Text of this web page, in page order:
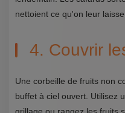
nettoient ce qu'on leur laisse.
4. Couvrir
Une corbeille de fruits non
buffet à ciel ouvert. Utilisez